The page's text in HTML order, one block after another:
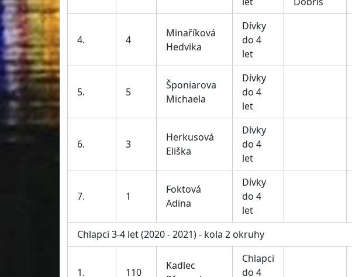
4. 4
Minaříková
Hedvika
Dívky
do 4
let
5. 5
Šponiarova
Michaela
Dívky
do 4
let
6. 3
Herkusová
Eliška
Dívky
do 4
let
7. 1
Foktová
Adina
Dívky
do 4
let
Chlapci 3-4 let (2020 - 2021) - kola 2 okruhy
1. 110
Kadlec
Chlapci
do 4